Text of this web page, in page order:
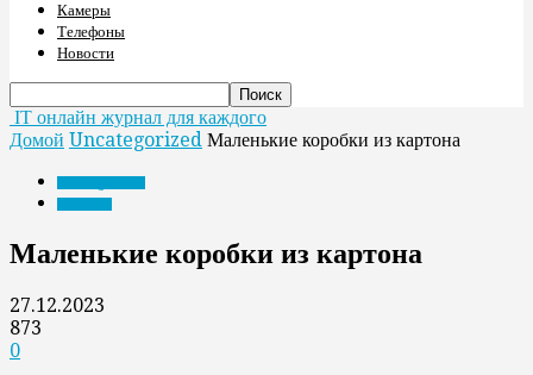
Камеры
Телефоны
Новости
IT онлайн журнал для каждого
Домой Uncategorized Маленькие коробки из картона
Маленькие коробки из картона
27.12.2023
873
0